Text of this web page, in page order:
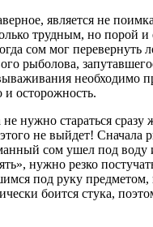
является не
трудным, но порой
сом мог перевернуть
рыболова,
необходимо
и осторожность.
нужно стараться сразу
этого не выйдет! Сначала
сом ушел под воду
нужно резко
под руку предметом,
боится стука,